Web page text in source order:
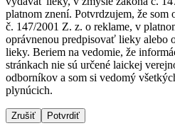
Dialyzačné strediská
B. Braun Avitum poskytuje
vo všetkých svojich
platnom znení. Potvrdzujem, že som
č. 147/2001 Z. z. o reklame, v
oprávnenou predpisovať lieky alebo
lieky. Beriem na vedomie, že
stránkach nie sú určené laickej
odborníkov a som si vedomý
plynúcich.
Zrušiť Potvrdiť